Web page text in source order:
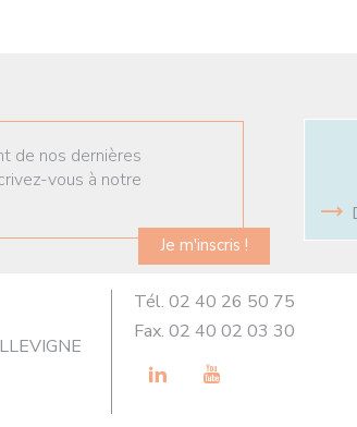
de nos dernières
vous à notre
Je m'inscris !
Tél. 02 40 26 50 75
Fax. 02 40 02 03 30
LinkedInYoutube